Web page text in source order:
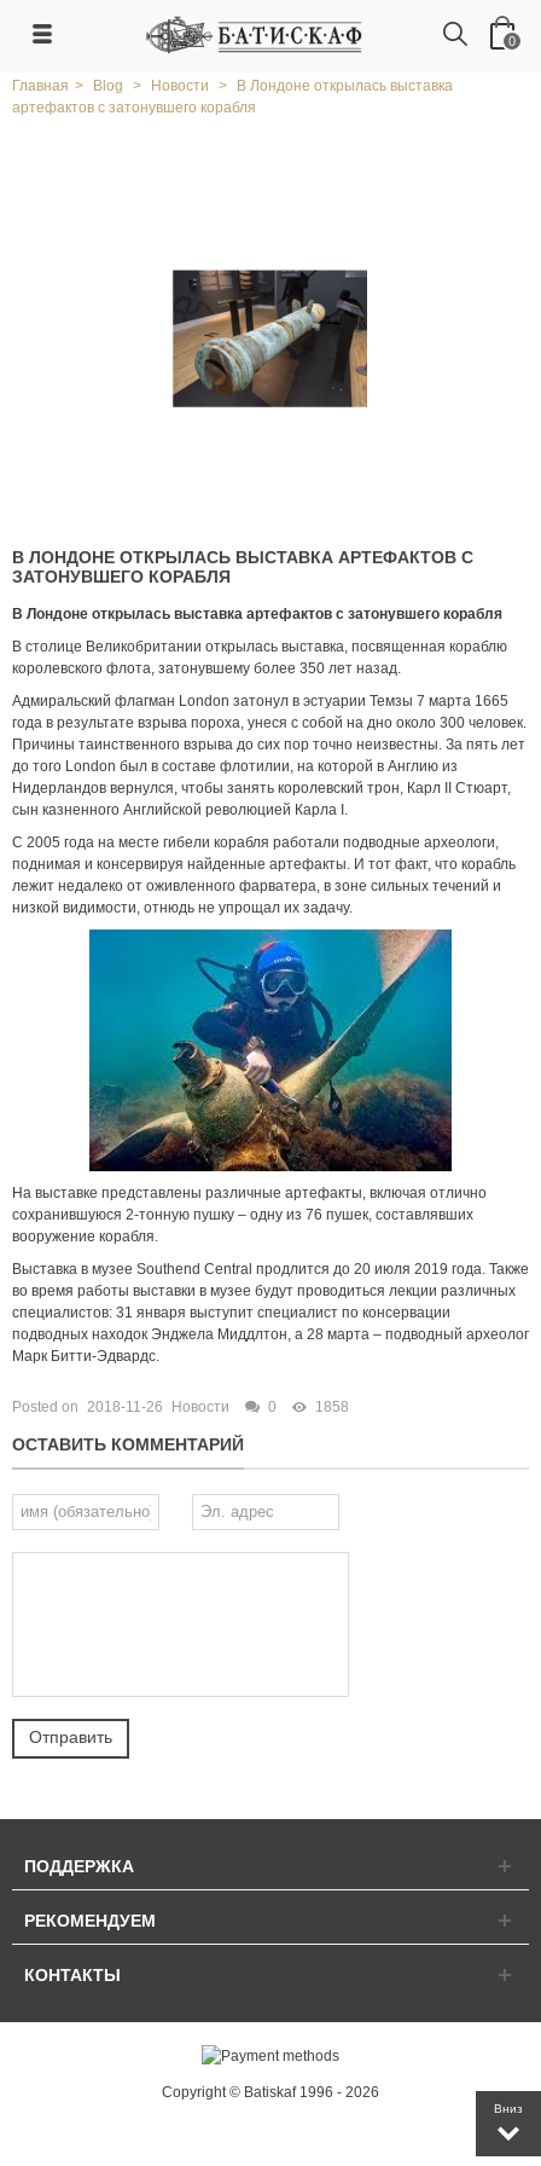
Вниз
0
Главная > Blog > Новости >
В Лондоне открылась выставка
артефактов с затонувшего корабля
В ЛОНДОНЕ ОТКРЫЛАСЬ ВЫСТАВКА АРТЕФАКТОВ С
ЗАТОНУВШЕГО КОРАБЛЯ
В Лондоне открылась выставка артефактов с затонувшего корабля
В столице Великобритании открылась выставка, посвященная кораблю
королевского флота, затонувшему более 350 лет назад.
Адмиральский флагман London затонул в эстуарии Темзы 7 марта 1665
года в результате взрыва пороха, унеся с собой на дно около 300 человек.
Причины таинственного взрыва до сих пор точно неизвестны. За пять лет
до того London был в составе флотилии, на которой в Англию из
Нидерландов вернулся, чтобы занять королевский трон, Карл II Стюарт,
сын казненного Английской революцией Карла I.
С 2005 года на месте гибели корабля работали подводные археологи,
поднимая и консервируя найденные артефакты. И тот факт, что корабль
лежит недалеко от оживленного фарватера, в зоне сильных течений и
низкой видимости, отнюдь не упрощал их задачу.
На выставке представлены различные артефакты, включая отлично
сохранившуюся 2-тонную пушку – одну из 76 пушек, составлявших
вооружение корабля.
Выставка в музее Southend Central продлится до 20 июля 2019 года. Также
во время работы выставки в музее будут проводиться лекции различных
специалистов: 31 января выступит специалист по консервации
подводных находок Энджела Миддлтон, а 28 марта – подводный археолог
Марк Битти-Эдвардс.
Posted on 2018-11-26 Новости 0 1858
ОСТАВИТЬ КОММЕНТАРИЙ
ПОДДЕРЖКА
РЕКОМЕНДУЕМ
КОНТАКТЫ
Copyright © Batiskaf 1996 - 2026